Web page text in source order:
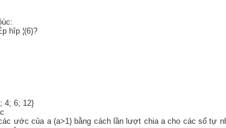
hîp ¦(6)?
4; 6; 12}
ước của a (a>1) bằng cách lần lượt chia a cho các số tự